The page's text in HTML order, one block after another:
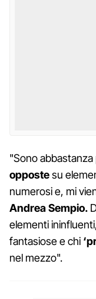
"Sono
oppostesu
numerosi e, mi
Andrea Sempio.
elementi
fantasiose e chi
nel mezzo".